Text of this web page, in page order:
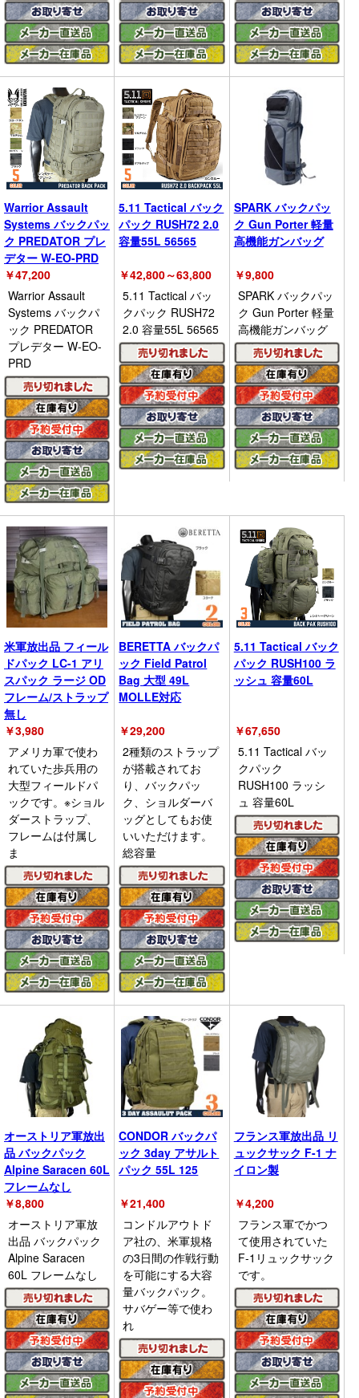
Warrior Assault
Systems バックパッ
ク PREDATOR プレ
デター W-EO-PRD
￥47,200
Warrior Assault
Systems バックパ
ック PREDATOR
プレデター W-EO-
PRD
5.11 Tactical バック
パック RUSH72 2.0
容量55L 56565
￥42,800～63,800
5.11 Tactical バッ
クパック RUSH72
2.0 容量55L 56565
SPARK バックパッ
ク Gun Porter 軽量
高機能ガンバッグ
￥9,800
SPARK バックパッ
ク Gun Porter 軽量
高機能ガンバッグ
米軍放出品 フィール
ドパック LC-1 アリ
スパック ラージ OD
フレーム/ストラップ
無し
￥3,980
アメリカ軍で使わ
れていた歩兵用の
大型フィールドパ
ックです。※ショル
ダーストラップ、
フレームは付属し
ま
BERETTA バックパ
ック Field Patrol
Bag 大型 49L
MOLLE対応
￥29,200
2種類のストラップ
が搭載されてお
り、バックパッ
ク、ショルダーバ
ッグとしてもお使
いいただけます。
総容量
5.11 Tactical バック
パック RUSH100 ラ
ッシュ 容量60L
￥67,650
5.11 Tactical バッ
クパック
RUSH100 ラッシ
ュ 容量60L
オーストリア軍放出
品 バックパック
Alpine Saracen 60L
フレームなし
￥8,800
オーストリア軍放
出品 バックパック
Alpine Saracen
60L フレームなし
CONDOR バックパ
ック 3day アサルト
パック 55L 125
￥21,400
コンドルアウトド
ア社の、米軍規格
の3日間の作戦行動
を可能にする大容
量バックパック。
サバゲー等で使わ
れ
フランス軍放出品 リ
ュックサック F-1 ナ
イロン製
￥4,200
フランス軍でかつ
て使用されていた
F-1リュックサック
です。